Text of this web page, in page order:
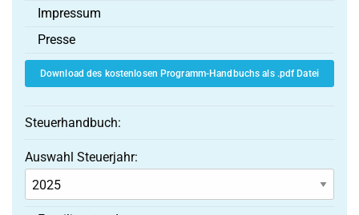
Impressum
Presse
Download des kostenlosen Programm-Handbuchs als .pdf Datei
Steuerhandbuch:
Auswahl Steuerjahr: